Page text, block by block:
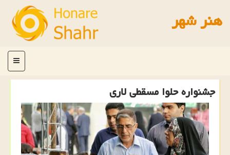
هنر شهر
منو
جشنواره حلوا مسقطی لاری